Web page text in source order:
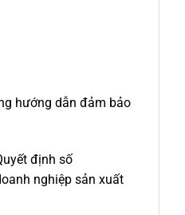
hướng dẫn đảm bảo
định số
nghiệp sản xuất